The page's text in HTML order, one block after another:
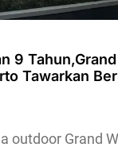
9
Tawarkan
outdoor Grand